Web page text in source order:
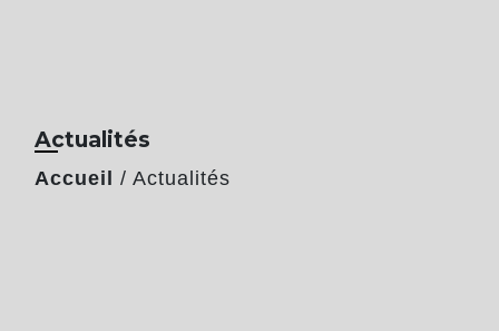
Actualités
Accueil / Actualités